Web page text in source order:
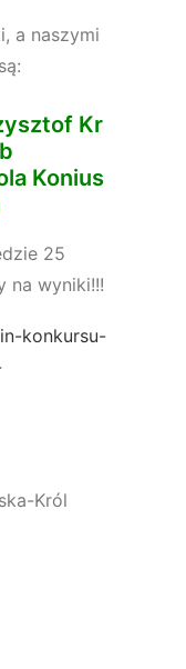
a naszymi
Kr
Konius
25
na wyniki!!!
konkursu-
Król